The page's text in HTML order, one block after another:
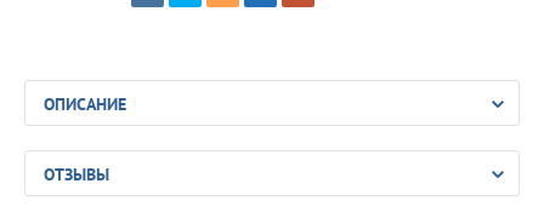
ОПИСАНИЕ
ОТЗЫВЫ